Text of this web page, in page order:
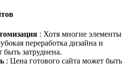
: Хотя многие элементы
переработка дизайна и
затруднена.
: Цена готового сайта может быть